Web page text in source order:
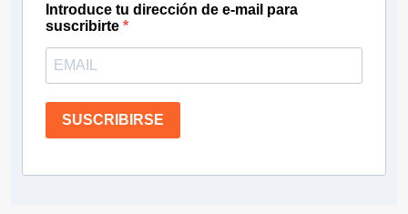
Introduce tu dirección de e-mail para
suscribirte
SUSCRIBIRSE